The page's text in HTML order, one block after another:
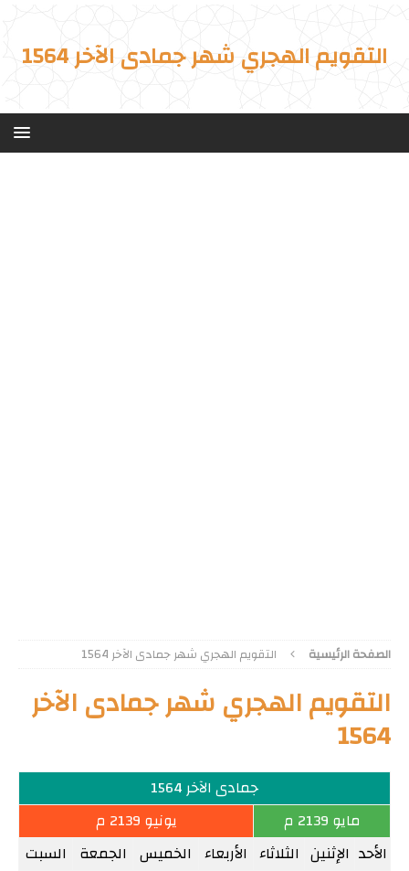
التقويم الهجري شهر جمادى الآخر 1564
الصفحة الرئيسية التقويم الهجري شهر جمادى الآخر 1564
التقويم الهجري شهر جمادى الآخر
1564
جمادى الآخر 1564
مايو 2139 م
يونيو 2139 م
الأحد الإثنين الثلاثاء الأربعاء الخميس الجمعة السبت